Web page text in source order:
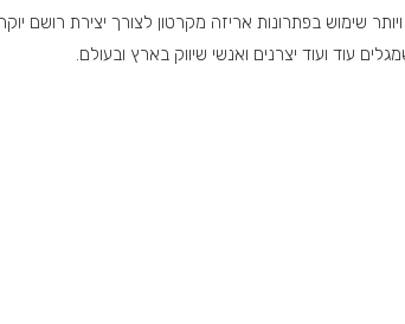
שימוש בפתרונות אריזה מקרטון לצורך יצירת רושם
עוד ועוד יצרנים ואנשי שיווק בארץ ובעולם.